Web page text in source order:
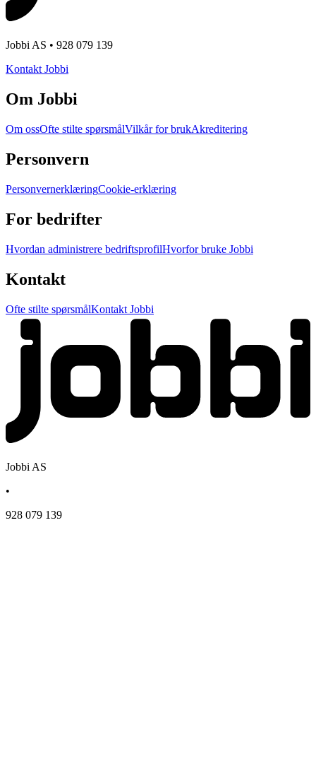
Jobbi AS • 928 079 139
Kontakt Jobbi
Om Jobbi
Om ossOfte stilte spørsmålVilkår for brukAkreditering
Personvern
PersonvernerklæringCookie-erklæring
For bedrifter
Hvordan administrere bedriftsprofilHvorfor bruke Jobbi
Kontakt
Ofte stilte spørsmålKontakt Jobbi
Jobbi AS
•
928 079 139